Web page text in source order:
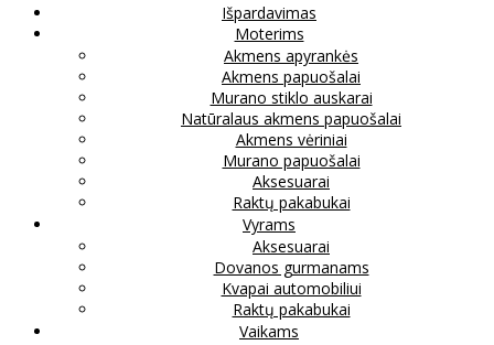
Išpardavimas
Moterims
Akmens apyrankės
Akmens papuošalai
Murano stiklo auskarai
Natūralaus akmens papuošalai
Akmens vėriniai
Murano papuošalai
Aksesuarai
Raktų pakabukai
Vyrams
Aksesuarai
Dovanos gurmanams
Kvapai automobiliui
Raktų pakabukai
Vaikams